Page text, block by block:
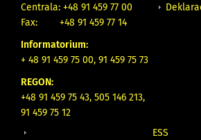
Centrala: +48 91 459 77 00
Fax:
+48 91 459 77 14
Informatorium:
+ 48 91 459 75 00, 91 459 75 73
REGON:
+48 91 459 75 43, 505 146 213,
91 459 75 12
ESS